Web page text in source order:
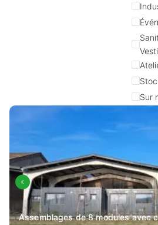
Sur
Assemblages de 8 modules avec